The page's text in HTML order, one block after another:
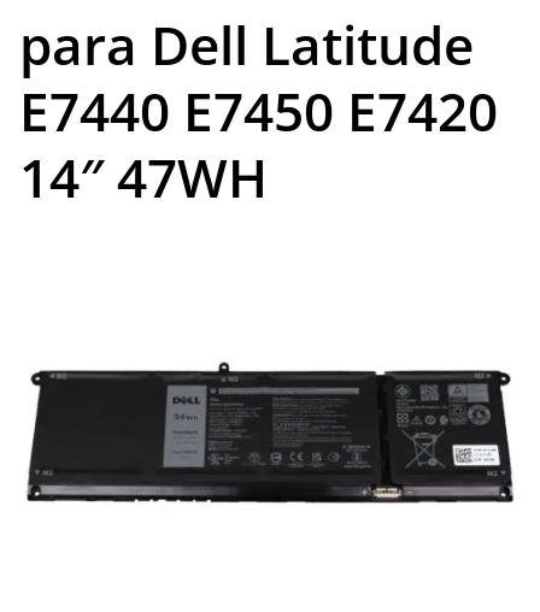
para Dell Latitude
E7440 E7450 E7420
14″ 47WH